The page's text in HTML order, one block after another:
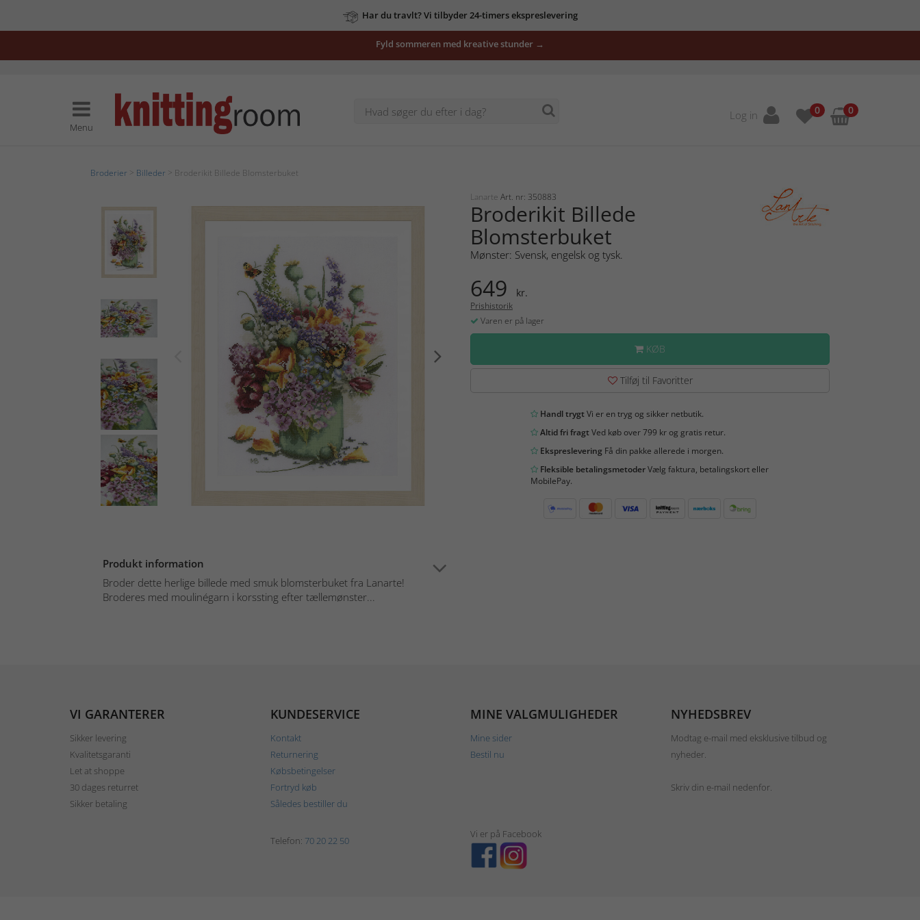
Har du travlt? Vi tilbyder 24-timers ekspreslevering
Fyld sommeren med kreative stunder →
Menu
Log in 0 0
Broderier Billeder > Broderikit Billede Blomsterbuket
Produkt information
Broder dette herlige billede med smuk blomsterbuket fra Lanarte!
Broderes med moulinégarn i korssting efter tællemønster...
Lanarte Art. nr: 350883
Broderikit Billede
Blomsterbuket
Mønster: Svensk, engelsk og tysk.
649 kr.
Prishistorik
Varen er på lager
KØB
Tilføj til Favoritter
Handl trygtVi er en tryg og sikker netbutik.
Altid fri fragtVed køb over 799 kr og gratis retur.
EkspresleveringFå din pakke allerede i morgen.
Fleksible betalingsmetoderVælg faktura, betalingskort eller
MobilePay.
VI GARANTERER
Sikker levering
Kvalitetsgaranti
Let at shoppe
30 dages returret
Sikker betaling
KUNDESERVICE
Kontakt
Returnering
Købsbetingelser
Fortryd køb
Således bestiller du
MINE VALGMULIGHEDER
Mine sider
Bestil nu
NYHEDSBREV
Modtag e-mail med eksklusive tilbud og
nyheder.
Skriv din e-mail nedenfor.
Telefon: 70 20 22 50
Vi er på Facebook